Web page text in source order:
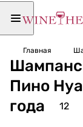
Главная
Пино
года
12